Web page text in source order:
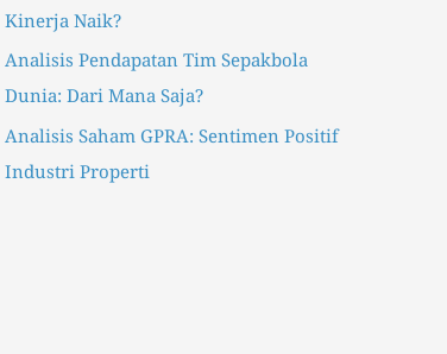
g
r
a
m
e
e
Kinerja Naik?
Analisis Pendapatan Tim Sepakbola
Dunia: Dari Mana Saja?
Analisis Saham GPRA: Sentimen Positif
Industri Properti